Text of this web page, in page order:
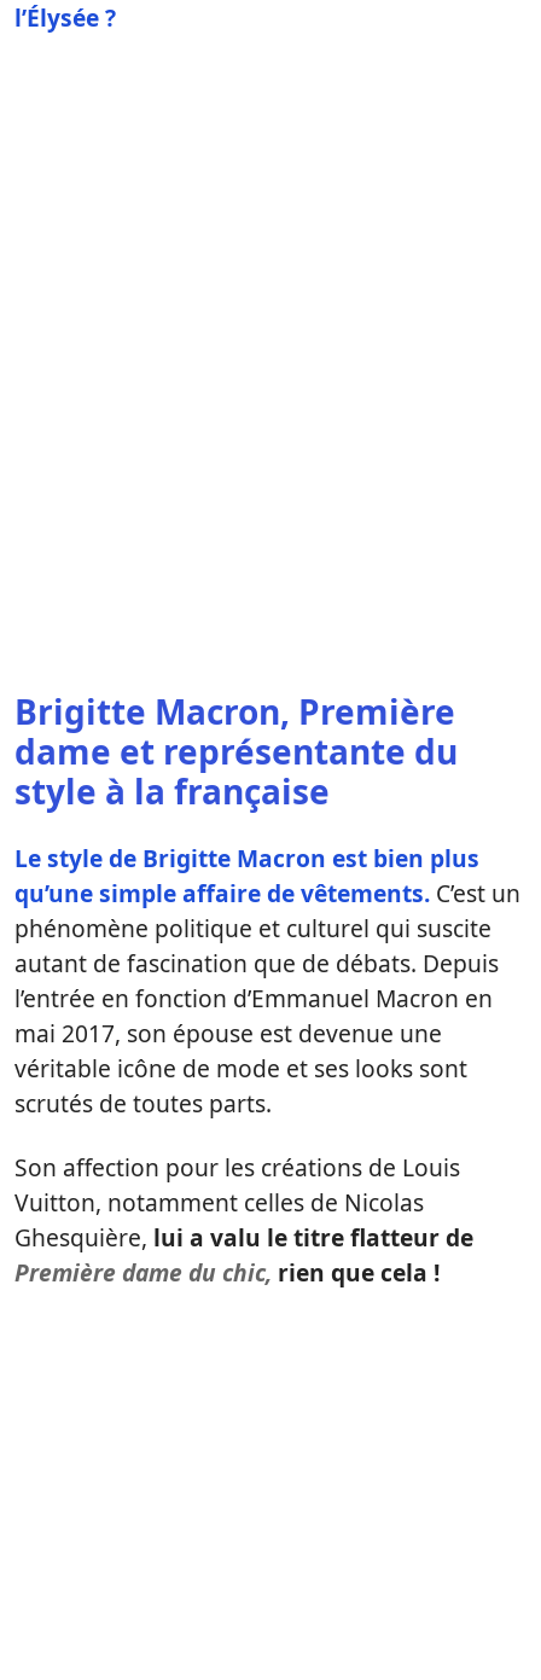
l’Élysée ?
Brigitte Macron, Première
dame et représentante du
style à la française
Le style de Brigitte Macron est bien plus
qu’une simple affaire de vêtements. C’est un
phénomène politique et culturel qui suscite
autant de fascination que de débats. Depuis
l’entrée en fonction d’Emmanuel Macron en
mai 2017, son épouse est devenue une
véritable icône de mode et ses looks sont
scrutés de toutes parts.
Son affection pour les créations de Louis
Vuitton, notamment celles de Nicolas
Ghesquière, lui a valu le titre flatteur de
Première dame du chic, rien que cela !